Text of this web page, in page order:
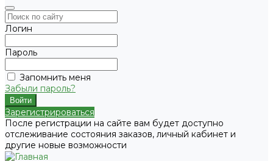
Логин
Пароль
Запомнить меня
Забыли пароль?
Зарегистрироваться
После регистрации на сайте вам будет доступно
отслеживание состояния заказов, личный кабинет и
другие новые возможности